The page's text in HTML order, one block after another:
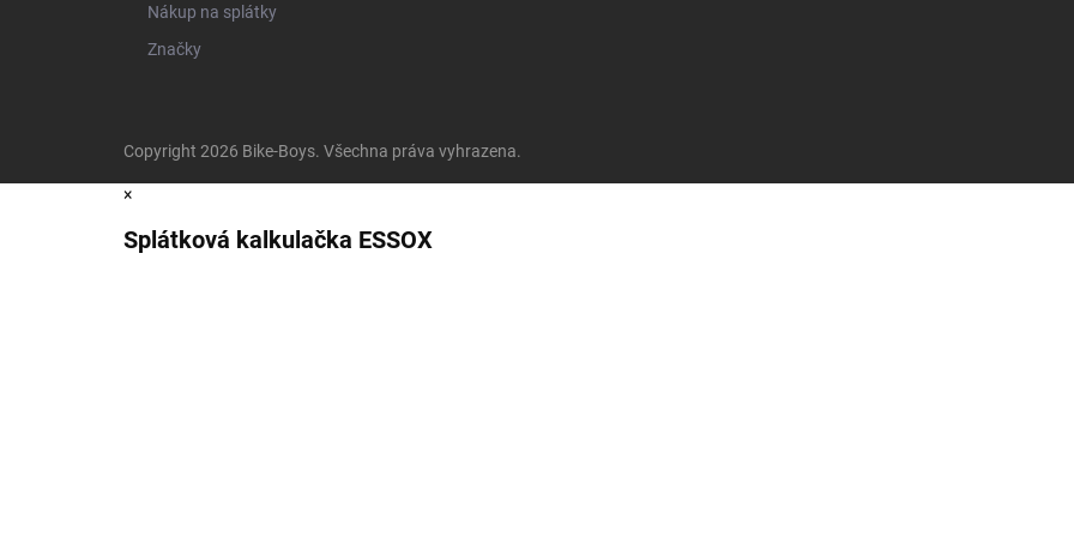
Nákup na splátky
Značky
Copyright 2026 Bike-Boys. Všechna práva vyhrazena.
×
Splátková kalkulačka ESSOX